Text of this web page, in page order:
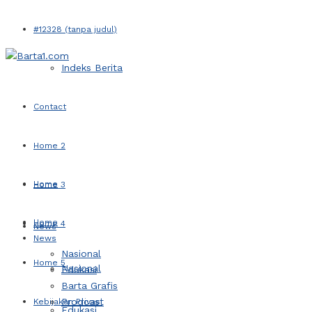
#12328 (tanpa judul)
Indeks Berita
Contact
Home 2
Home 3
Home 4
Home 5
Kebijakan Privasi
Home
News
Nasional
Home
News
Nasional
Edukasi
Barta Grafis
Prodcast